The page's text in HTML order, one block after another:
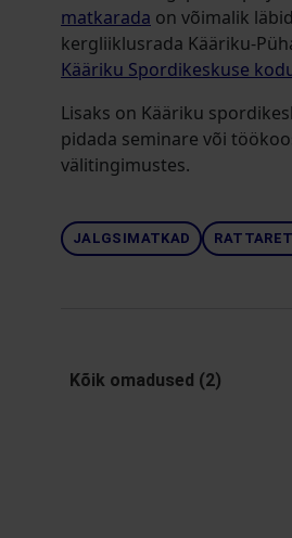
matkarada on võimalik
kergliiklusrada Kääriku-
Kääriku Spordikeskuse
Lisaks on Kääriku
pidada seminare või
välitingimustes.
JALGSIMATKAD
Kõik omadused (2)